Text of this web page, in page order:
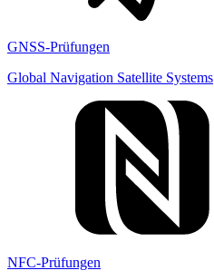
GNSS-Prüfungen
Global Navigation Satellite Systems
NFC-Prüfungen